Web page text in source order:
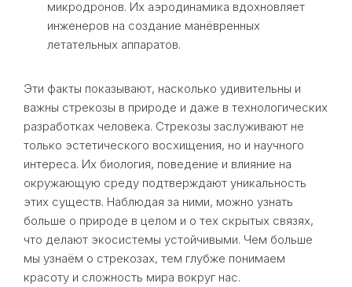
микродронов. Их аэродинамика вдохновляет
инженеров на создание манёвренных
летательных аппаратов.
Эти факты показывают, насколько удивительны и
важны стрекозы в природе и даже в технологических
разработках человека. Стрекозы заслуживают не
только эстетического восхищения, но и научного
интереса. Их биология, поведение и влияние на
окружающую среду подтверждают уникальность
этих существ. Наблюдая за ними, можно узнать
больше о природе в целом и о тех скрытых связях,
что делают экосистемы устойчивыми. Чем больше
мы узнаём о стрекозах, тем глубже понимаем
красоту и сложность мира вокруг нас.